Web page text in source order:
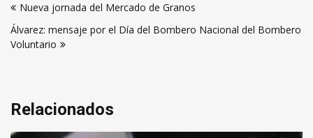
de
entradas
Nueva jornada del Mercado de Granos
Álvarez: mensaje por el Día del Bombero Nacional del Bombero
Voluntario
Relacionados